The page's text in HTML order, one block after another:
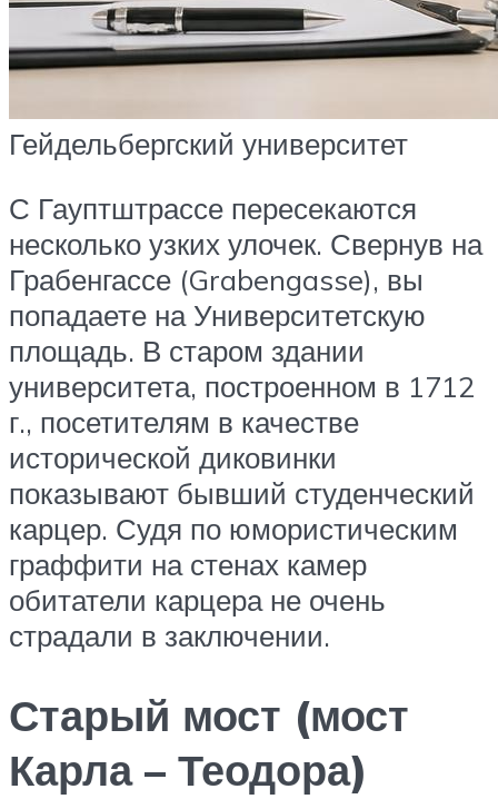
Гейдельбергский университет
С Гауптштрассе пересекаются
несколько узких улочек. Свернув на
Грабенгассе (Grabengasse), вы
попадаете на Университетскую
площадь. В старом здании
университета, построенном в 1712
г., посетителям в качестве
исторической диковинки
показывают бывший студенческий
карцер. Судя по юмористическим
граффити на стенах камер
обитатели карцера не очень
страдали в заключении.
Старый мост (мост
Карла – Теодора)